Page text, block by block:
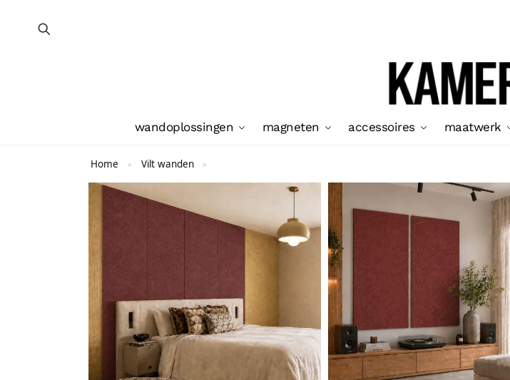
wandoplossingen magneten accessoires maatwerk
Home » Vilt wanden »